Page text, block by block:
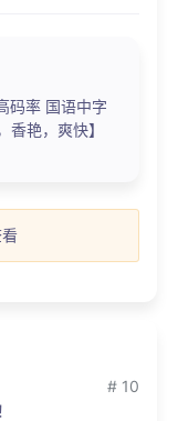
码率 国语中字
香艳，爽快】
# 10